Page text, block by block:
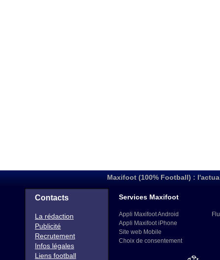
Maxifoot (100% Football) :
Contacts
La rédaction
Publicité
Recrutement
Infos légales
Liens football
Services Maxifoot
Appli Maxifoot Android
Appli Maxifoot iPhone
Site web Mobile
Choix de consentement